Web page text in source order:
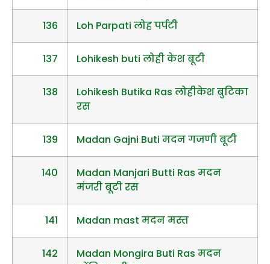
136 Loh Parpati लोह पर्पटी
137 Lohikesh buti लोही केश बूटी
138
Lohikesh Butika Ras लोहीकेश बुटिका
रस
139 Madan Gajni Buti मदन गजणी बूटी
140
Madan Manjari Butti Ras मदन
मंजरी बूटी रस
141 Madan mast मदन मस्त
142
Madan Mongira Buti Ras मदन